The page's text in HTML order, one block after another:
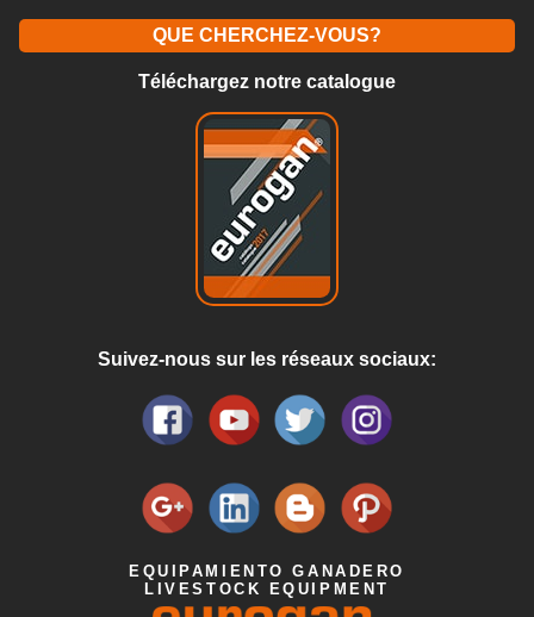
QUE CHERCHEZ-VOUS?
Téléchargez notre catalogue
Suivez-nous sur les réseaux sociaux:
EQUIPAMIENTO GANADERO
LIVESTOCK EQUIPMENT